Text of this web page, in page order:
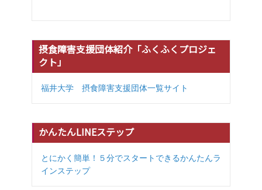
摂食障害支援団体紹介「ふくふくプロジェ
クト」
福井大学 摂食障害支援団体一覧サイト
かんたんLINEステップ
とにかく簡単！５分でスタートできるかんたんラ
インステップ